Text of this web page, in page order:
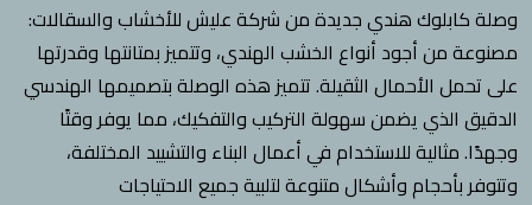
وصلة كابلوك هندي جديدة من شركة عليش للأخشاب والسقالات:
مصنوعة من أجود أنواع الخشب الهندي، وتتميز بمتانتها وقدرتها
على تحمل الأحمال الثقيلة. تتميز هذه الوصلة بتصميمها الهندسي
الدقيق الذي يضمن سهولة التركيب والتفكيك، مما يوفر وقتًا
وجهدًا. مثالية للاستخدام في أعمال البناء والتشييد المختلفة،
وتتوفر بأحجام وأشكال متنوعة لتلبية جميع الاحتياجات